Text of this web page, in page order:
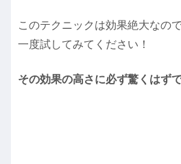
このテクニックは効果絶大なの
一度試してみてください！
その効果の高さに必ず驚くはずで